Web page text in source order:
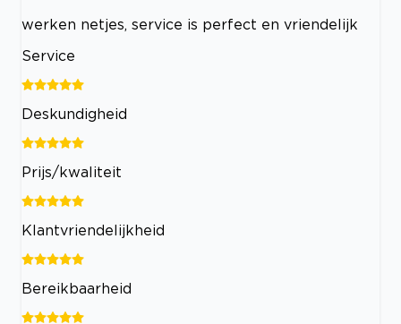
werken netjes, service is perfect en vriendelijk
Service
Deskundigheid
Prijs/kwaliteit
Klantvriendelijkheid
Bereikbaarheid